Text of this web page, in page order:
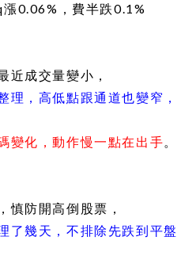
0.06%，費半跌0.1%
近成交量變小，
理，高低點跟通道也變窄，
變化，動作慢一點在出手。
慎防開高倒股票，
了幾天，不排除先跌到平盤